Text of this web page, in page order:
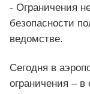
- Ограничения
безопасности
ведомстве.
Сегодня в
ограничения –